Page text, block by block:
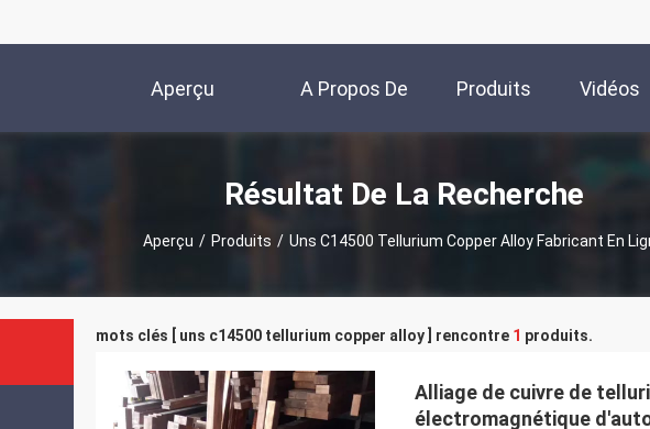
Aperçu A Propos De
Nous
Produits Vidéos
Résultat De La Recherche
Aperçu / Produits / Uns C14500 Tellurium Copper Alloy Fabricant En
mots clés [ uns c14500 tellurium copper alloy ] rencontre 1 produits.
Alliage de cuivre de
électromagnétique